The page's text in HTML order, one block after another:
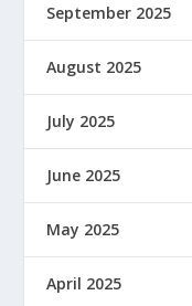
September 2025
August 2025
July 2025
June 2025
May 2025
April 2025